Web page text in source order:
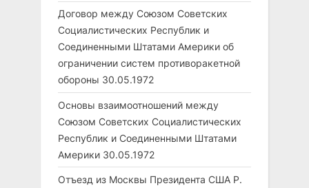
Договор между Союзом Советских
Социалистических Республик и
Соединенными Штатами Америки об
ограничении систем противоракетной
обороны 30.05.1972
Основы взаимоотношений между
Союзом Советских Социалистических
Республик и Соединенными Штатами
Америки 30.05.1972
Отъезд из Москвы Президента США Р.